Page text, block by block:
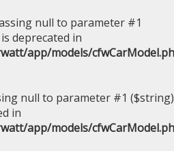
null to parameter #1
deprecated in
app/models/
null to parameter #1 ($string)
in
app/models/